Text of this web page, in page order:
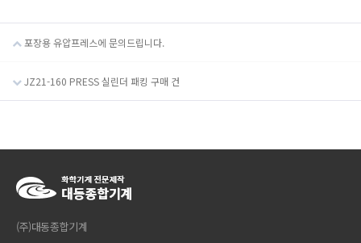
포장용 유압프레스에 문의드립니다.
JZ21-160 PRESS 실린더 패킹 구매 건
(주)대동종합기계